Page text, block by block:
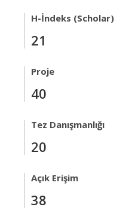
H-İndeks (Scholar)
21
Proje
40
Tez Danışmanlığı
20
Açık Erişim
38